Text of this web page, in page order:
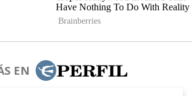
EN